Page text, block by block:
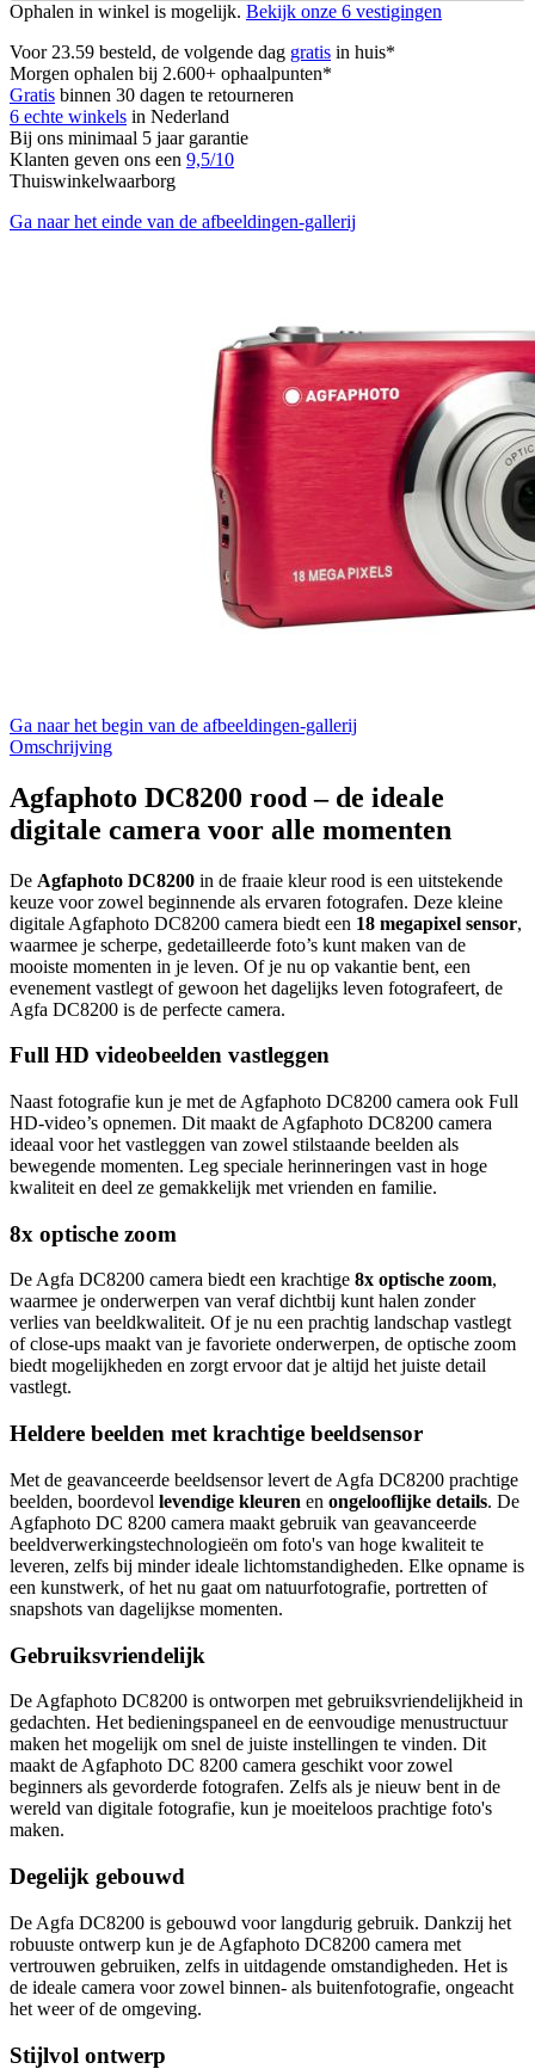
Ophalen in winkel is mogelijk. Bekijk onze 6 vestigingen
Voor 23.59 besteld, de volgende dag gratis in huis*
Morgen ophalen bij 2.600+ ophaalpunten*
Gratis binnen 30 dagen te retourneren
6 echte winkels in Nederland
Bij ons minimaal 5 jaar garantie
Klanten geven ons een 9,5/10
Thuiswinkelwaarborg
Ga naar het einde van de afbeeldingen-gallerij
Ga naar het begin van de afbeeldingen-gallerij
Omschrijving
Agfaphoto DC8200 rood – de ideale
digitale camera voor alle momenten
De Agfaphoto DC8200 in de fraaie kleur rood is een uitstekende
keuze voor zowel beginnende als ervaren fotografen. Deze kleine
digitale Agfaphoto DC8200 camera biedt een 18 megapixel sensor,
waarmee je scherpe, gedetailleerde foto’s kunt maken van de
mooiste momenten in je leven. Of je nu op vakantie bent, een
evenement vastlegt of gewoon het dagelijks leven fotografeert, de
Agfa DC8200 is de perfecte camera.
Full HD videobeelden vastleggen
Naast fotografie kun je met de Agfaphoto DC8200 camera ook Full
HD-video’s opnemen. Dit maakt de Agfaphoto DC8200 camera
ideaal voor het vastleggen van zowel stilstaande beelden als
bewegende momenten. Leg speciale herinneringen vast in hoge
kwaliteit en deel ze gemakkelijk met vrienden en familie.
8x optische zoom
De Agfa DC8200 camera biedt een krachtige 8x optische zoom,
waarmee je onderwerpen van veraf dichtbij kunt halen zonder
verlies van beeldkwaliteit. Of je nu een prachtig landschap vastlegt
of close-ups maakt van je favoriete onderwerpen, de optische zoom
biedt mogelijkheden en zorgt ervoor dat je altijd het juiste detail
vastlegt.
Heldere beelden met krachtige beeldsensor
Met de geavanceerde beeldsensor levert de Agfa DC8200 prachtige
beelden, boordevol levendige kleuren en ongelooflijke details. De
Agfaphoto DC 8200 camera maakt gebruik van geavanceerde
beeldverwerkingstechnologieën om foto's van hoge kwaliteit te
leveren, zelfs bij minder ideale lichtomstandigheden. Elke opname is
een kunstwerk, of het nu gaat om natuurfotografie, portretten of
snapshots van dagelijkse momenten.
Gebruiksvriendelijk
De Agfaphoto DC8200 is ontworpen met gebruiksvriendelijkheid in
gedachten. Het bedieningspaneel en de eenvoudige menustructuur
maken het mogelijk om snel de juiste instellingen te vinden. Dit
maakt de Agfaphoto DC 8200 camera geschikt voor zowel
beginners als gevorderde fotografen. Zelfs als je nieuw bent in de
wereld van digitale fotografie, kun je moeiteloos prachtige foto's
maken.
Degelijk gebouwd
De Agfa DC8200 is gebouwd voor langdurig gebruik. Dankzij het
robuuste ontwerp kun je de Agfaphoto DC8200 camera met
vertrouwen gebruiken, zelfs in uitdagende omstandigheden. Het is
de ideale camera voor zowel binnen- als buitenfotografie, ongeacht
het weer of de omgeving.
Stijlvol ontwerp